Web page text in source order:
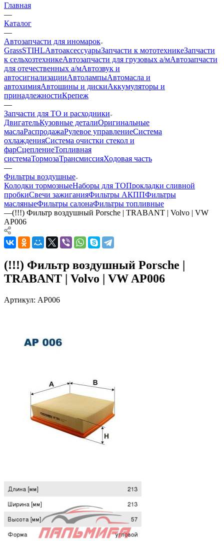
Главная
—
Каталог
—
Автозапчасти для иномарок
GrassSTIHLАвтоаксессуарыЗапчасти к мототехникеЗапчасти
к сельхозтехникеАвтозапчасти для грузовых а/мАвтозапчасти
для отечественных а/мАвтозвук и
автосигнализацииАвтолампыАвтомасла и
автохимияАвтошины и дискиАккумуляторы и
принадлежностиКрепеж
—
Запчасти для ТО и расходники
ДвигательКузовные деталиОригинальные
маслаРаспродажаРулевое управлениеСистема
охлажденияСистема очистки стекол и
фарСцеплениеТопливная
системаТормозаТрансмиссияХодовая часть
—
Фильтры воздушные
Колодки тормозныеНаборы для ТОПрокладки сливной
пробкиСвечи зажиганияФильтры АКППФильтры
масляныеФильтры салонаФильтры топливные
—(!!!) Фильтр воздушный Porsche | TRABANT | Volvo | VW
AP006
(!!!) Фильтр воздушный Porsche |
TRABANT | Volvo | VW AP006
Артикул: AP006